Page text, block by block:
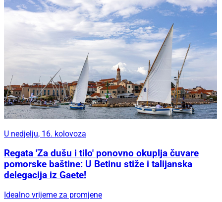
U nedjelju, 16. kolovoza
Regata 'Za dušu i tilo' ponovno okuplja čuvare
pomorske baštine: U Betinu stiže i talijanska
delegacija iz Gaete!
Idealno vrijeme za promjene